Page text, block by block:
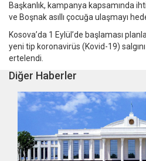
Başkanlık, kampanya kapsamında
ve Boşnak asıllı çocuğa ulaşmayı
Kosova’da 1 Eylül’de başlaması
yeni tip koronavirüs (Kovid-19)
ertelendi.
Diğer Haberler